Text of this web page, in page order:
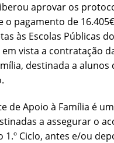
aprovar os
o pagamento de
às Escolas Públicas
vista a contratação
destinada a alunos
de Apoio à Família é
a assegurar o
1.º Ciclo, antes e/ou